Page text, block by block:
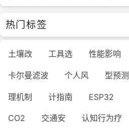
热门标签
土壤改 工具选 性能影响
卡尔曼滤波 个人风 型预测
理机制 计指南 ESP32
CO2 交通安 认知行为疗